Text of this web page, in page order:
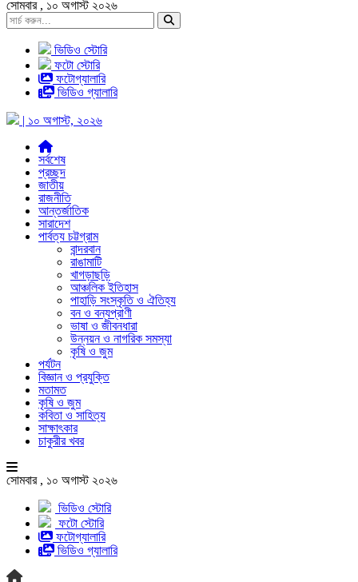
সোমবার , ১০ অগাস্ট ২০২৬
ভিডিও স্টোরি
ফটো স্টোরি
ফটোগ্যালারি
ভিডিও গ্যালারি
| ১০ অগাস্ট, ২০২৬
সর্বশেষ
প্রচ্ছদ
জাতীয়
রাজনীতি
আন্তর্জাতিক
সারাদেশ
পার্বত্য চট্টগ্রাম
বান্দরবান
রাঙামাটি
খাগড়াছড়ি
আঞ্চলিক ইতিহাস
পাহাড়ি সংস্কৃতি ও ঐতিহ্য
বন ও বন্যপ্রাণী
ভাষা ও জীবনধারা
উন্নয়ন ও নাগরিক সমস্যা
কৃষি ও জুম
পর্যটন
বিজ্ঞান ও প্রযুক্তি
মতামত
কৃষি ও জুম
কবিতা ও সাহিত্য
সাক্ষাৎকার
চাকুরীর খবর
সোমবার , ১০ অগাস্ট ২০২৬
ভিডিও স্টোরি
ফটো স্টোরি
ফটোগ্যালারি
ভিডিও গ্যালারি